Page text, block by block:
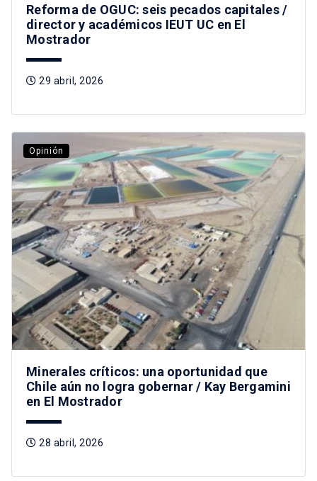
Reforma de OGUC: seis pecados capitales /
director y académicos IEUT UC en El
Mostrador
29 abril, 2026
Opinión
Minerales críticos: una oportunidad que
Chile aún no logra gobernar / Kay Bergamini
en El Mostrador
28 abril, 2026